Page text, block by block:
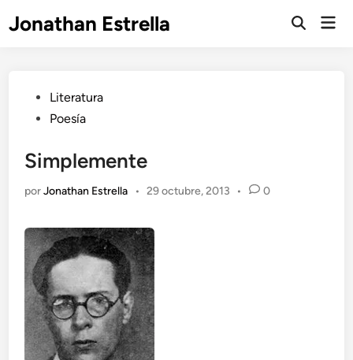
Jonathan Estrella
Abrir
Publicado
en
Literatura
Poesía
Simplemente
porJonathan Estrella • 29 octubre, 2013 • 0